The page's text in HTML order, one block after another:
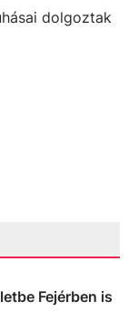
dolgoztak
Fejérben is